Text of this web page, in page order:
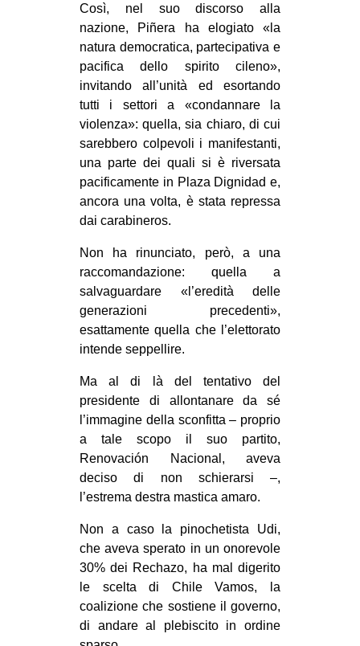
Fb
tw
bsky
ms
SEARCH
Così, nel suo discorso alla
nazione, Piñera ha elogiato «la
natura democratica, partecipativa e
pacifica dello spirito cileno»,
invitando all’unità ed esortando
tutti i settori a «condannare la
violenza»: quella, sia chiaro, di cui
sarebbero colpevoli i manifestanti,
una parte dei quali si è riversata
pacificamente in Plaza Dignidad e,
ancora una volta, è stata repressa
dai carabineros.
Non ha rinunciato, però, a una
raccomandazione: quella a
salvaguardare «l’eredità delle
generazioni precedenti»,
esattamente quella che l’elettorato
intende seppellire.
Ma al di là del tentativo del
presidente di allontanare da sé
l’immagine della sconfitta – proprio
a tale scopo il suo partito,
Renovación Nacional, aveva
deciso di non schierarsi –,
l’estrema destra mastica amaro.
Non a caso la pinochetista Udi,
che aveva sperato in un onorevole
30% dei Rechazo, ha mal digerito
le scelta di Chile Vamos, la
coalizione che sostiene il governo,
di andare al plebiscito in ordine